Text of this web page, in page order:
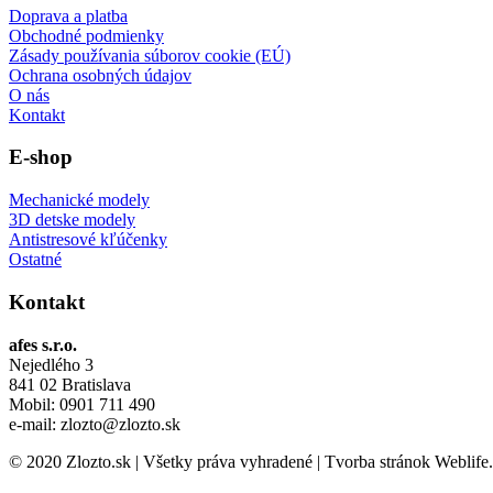
Doprava a platba
Obchodné podmienky
Zásady používania súborov cookie (EÚ)
Ochrana osobných údajov
O nás
Kontakt
E-shop
Mechanické modely
3D detske modely
Antistresové kľúčenky
Ostatné
Kontakt
afes s.r.o.
Nejedlého 3
841 02 Bratislava
Mobil: 0901 711 490
e-mail: zlozto@zlozto.sk
© 2020 Zlozto.sk | Všetky práva vyhradené | Tvorba stránok